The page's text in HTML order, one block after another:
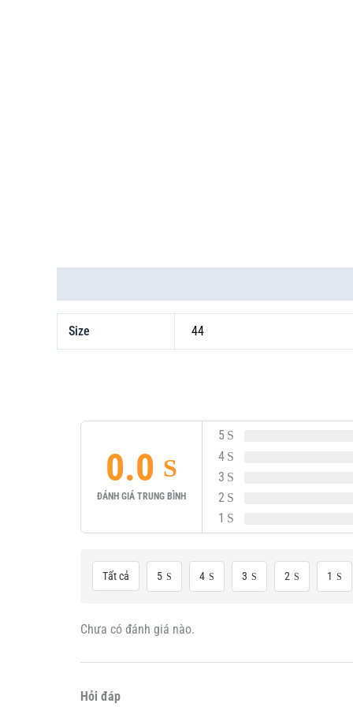
Size 44
0.0
ĐÁNH GIÁ TRUNG BÌNH
5
4
3
2
1
Tất cả 5 4 3 2 1
Chưa có đánh giá nào.
Hỏi đáp